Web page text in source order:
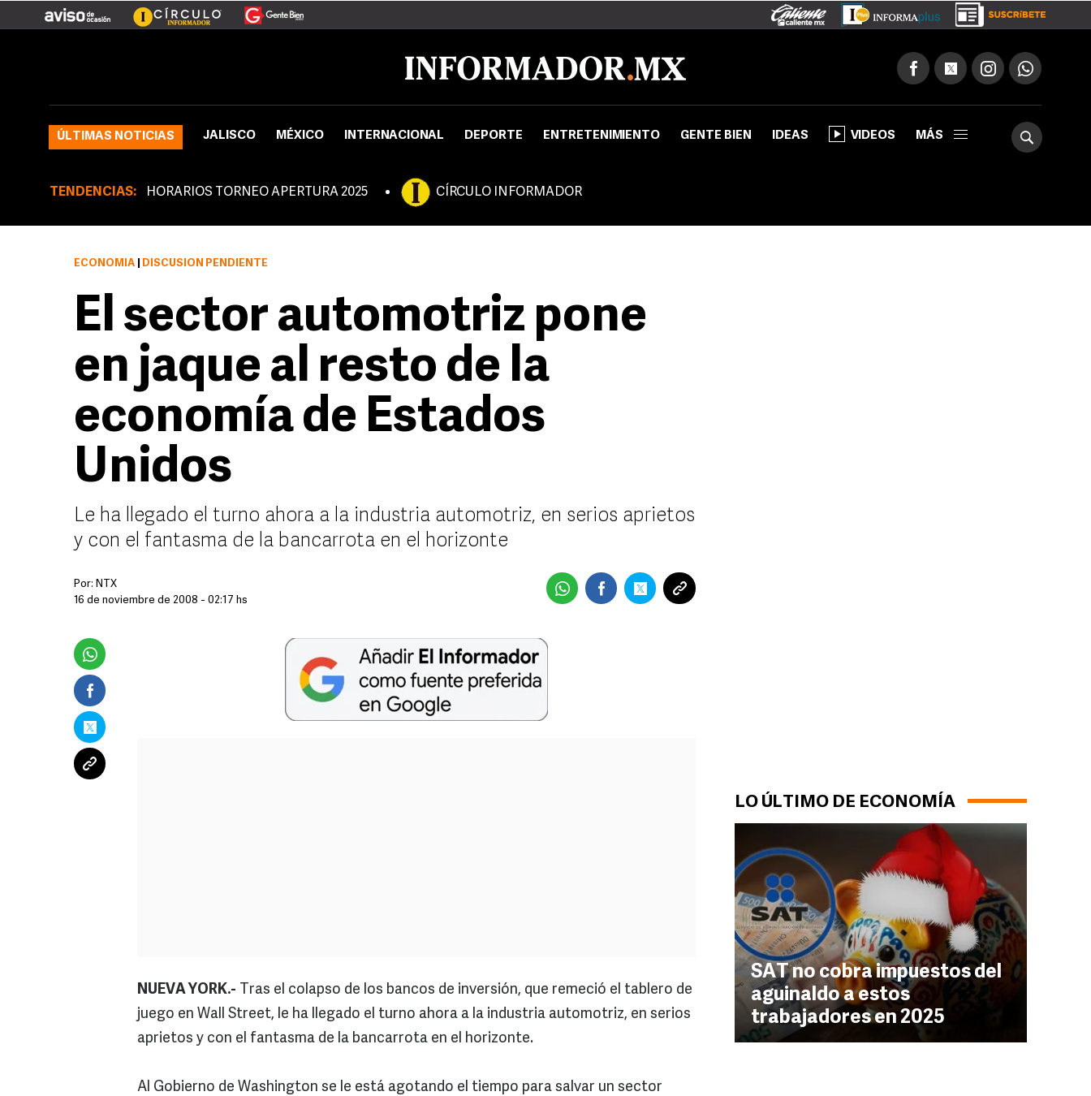
ÚLTIMAS NOTICIAS JALISCO MÉXICO INTERNACIONAL DEPORTE ENTRETENIMIENTO GENTE BIEN IDEAS VIDEOS MÁS
TENDENCIAS: HORARIOS TORNEO APERTURA 2025 CÍRCULO INFORMADOR
LO ÚLTIMO DE ECONOMÍA
SAT no cobra impuestos del
aguinaldo a estos
trabajadores en 2025
ECONOMÍA DISCUSIÓN PENDIENTE
El sector automotriz pone
en jaque al resto de la
economía de Estados
Unidos
Le ha llegado el turno ahora a la industria automotriz, en serios aprietos
y con el fantasma de la bancarrota en el horizonte
Por: NTX
16 de noviembre de 2008 - 02:17 hs
NUEVA YORK.- Tras el colapso de los bancos de inversión, que remeció el tablero de
juego en Wall Street, le ha llegado el turno ahora a la industria automotriz, en serios
aprietos y con el fantasma de la bancarrota en el horizonte.
Al Gobierno de Washington se le está agotando el tiempo para salvar un sector